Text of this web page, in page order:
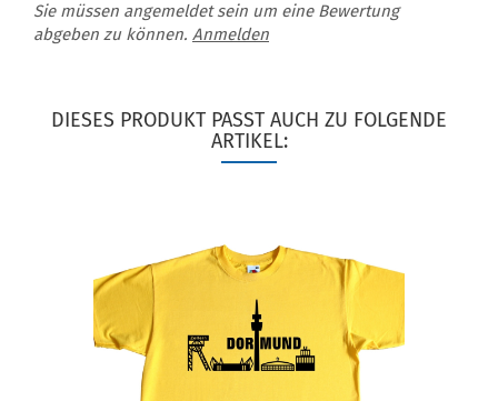
Sie müssen angemeldet sein um eine Bewertung
abgeben zu können. Anmelden
DIESES PRODUKT PASST AUCH ZU FOLGENDE
ARTIKEL: